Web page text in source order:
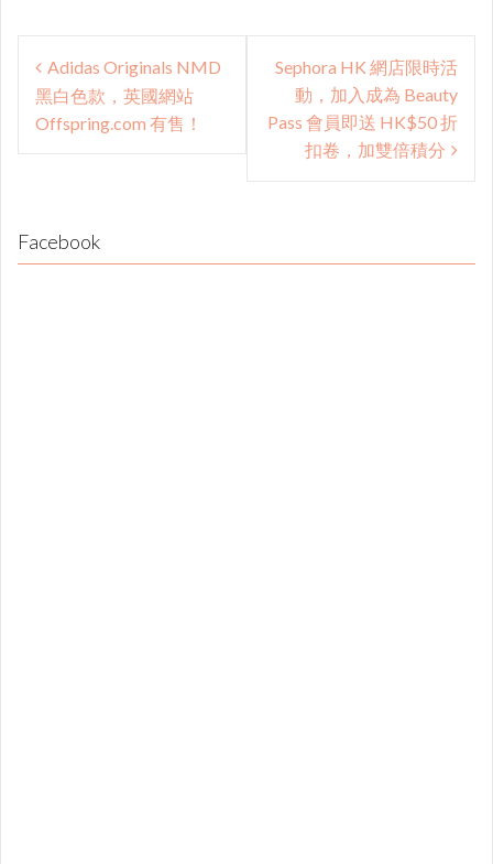
Post
navigation
Adidas Originals NMD
黑白色款，英國網站
Offspring.com 有售！
Sephora HK 網店限時活
動，加入成為 Beauty
Pass 會員即送 HK$50 折
扣卷，加雙倍積分
Facebook